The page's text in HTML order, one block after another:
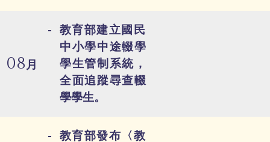
08 月
教育部建立國民
中小學中途輟學
學生管制系統，
全面追蹤尋查輟
學學生。
教育部發布〈教